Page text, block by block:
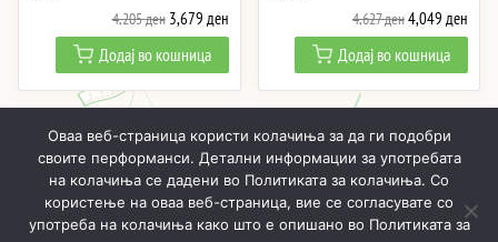
4,205ден Original
price
was:
4,205 ден.
3,679 денCurrent
price
is:
3,679 ден.
Додај во кошница
4,627денOriginal
price
was:
4,627 ден.
4,049 ден
price
is:
Додај во кошница
ПОЧНУВАЈЌИ ПРОИЗВОДИ МОЈ ПРОФИЛ
КОШНИЧКА
Оваа веб-страница користи колачиња за да ги подобри
своите перформанси. Детални информации за употребата
на колачиња се дадени во Политиката за колачиња. Со
користење на оваа веб-страница, вие се согласувате со
употреба на колачиња како што е опишано во Политиката за